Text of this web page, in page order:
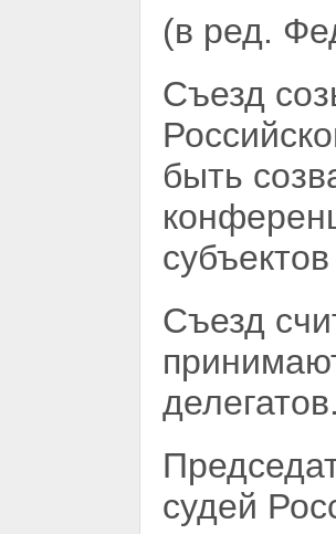
(в ред.
Съезд
быть
Съезд
судей